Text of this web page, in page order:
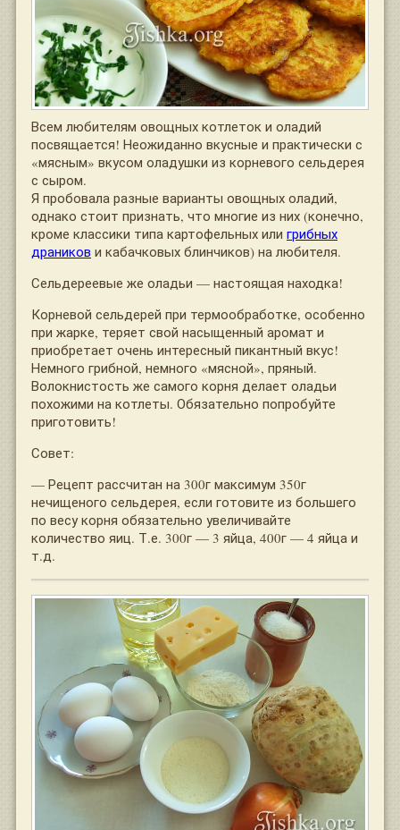
Всем любителям овощных котлеток и оладий
посвящается! Неожиданно вкусные и практически с
«мясным» вкусом оладушки из корневого сельдерея
с сыром.
Я пробовала разные варианты овощных оладий,
однако стоит признать, что многие из них (конечно,
кроме классики типа картофельных или грибных
драников и кабачковых блинчиков) на любителя.
Сельдереевые же оладьи — настоящая находка!
Корневой сельдерей при термообработке, особенно
при жарке, теряет свой насыщенный аромат и
приобретает очень интересный пикантный вкус!
Немного грибной, немного «мясной», пряный.
Волокнистость же самого корня делает оладьи
похожими на котлеты. Обязательно попробуйте
приготовить!
Совет:
— Рецепт рассчитан на 300г максимум 350г
нечищеного сельдерея, если готовите из большего
по весу корня обязательно увеличивайте
количество яиц. Т.е. 300г — 3 яйца, 400г — 4 яйца и
т.д.